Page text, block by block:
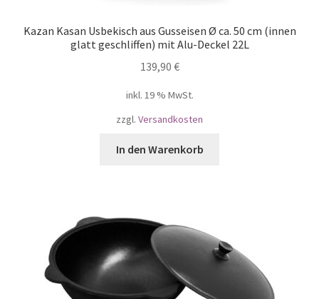
Kazan Kasan Usbekisch aus Gusseisen Ø ca. 50 cm (innen
glatt geschliffen) mit Alu-Deckel 22L
139,90 €
inkl. 19 % MwSt.
zzgl. Versandkosten
In den Warenkorb